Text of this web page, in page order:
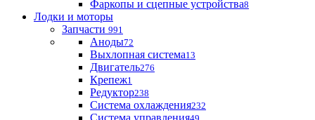
Фаркопы и сцепные устройства8
Лодки и моторы
Запчасти 991
Аноды72
Выхлопная система13
Двигатель276
Крепеж1
Редуктор238
Система охлаждения232
Система управления